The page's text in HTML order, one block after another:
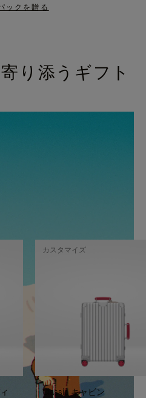
ックを贈る
り添うギフト
Classic キャビン
カスタマイズ